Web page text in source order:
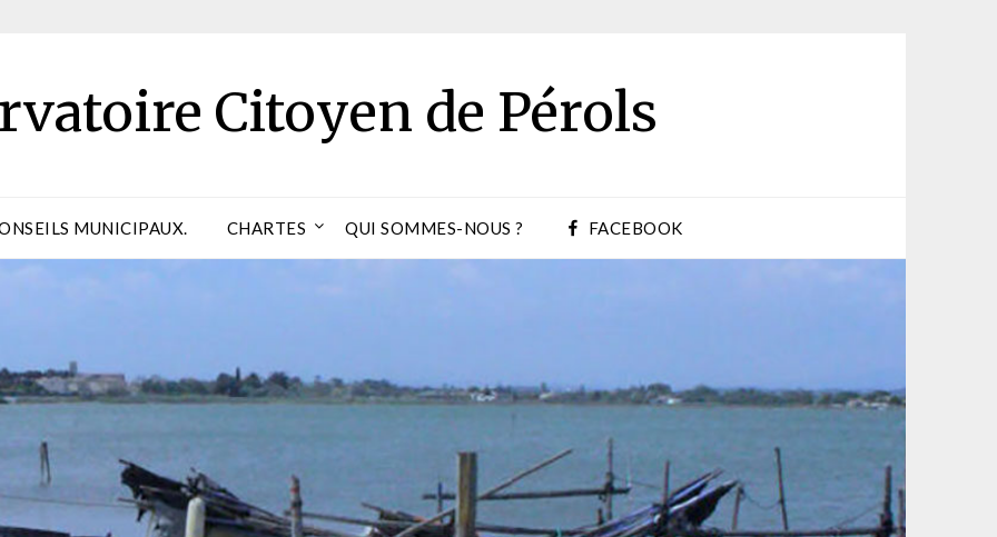
Citoyen de Pérols
MUNICIPAUX. CHARTES QUI SOMMES-NOUS ? FACEBOOK